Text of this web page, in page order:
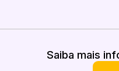
Saiba mais